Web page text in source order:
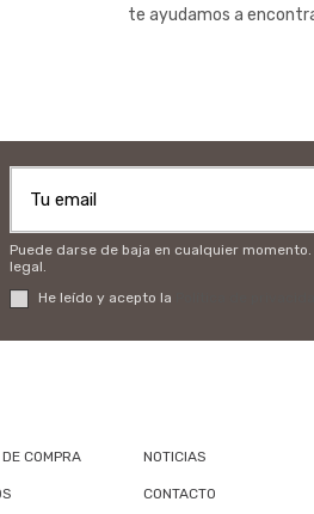
te ayudamos a
Puede darse de baja en cualquier
legal.
He leído y acepto la
COMPRA NOTICIAS
CONTACTO